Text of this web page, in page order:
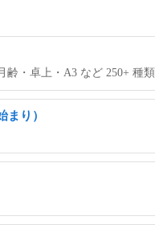
齢・卓上・A3 など 250+ 種類
まり）